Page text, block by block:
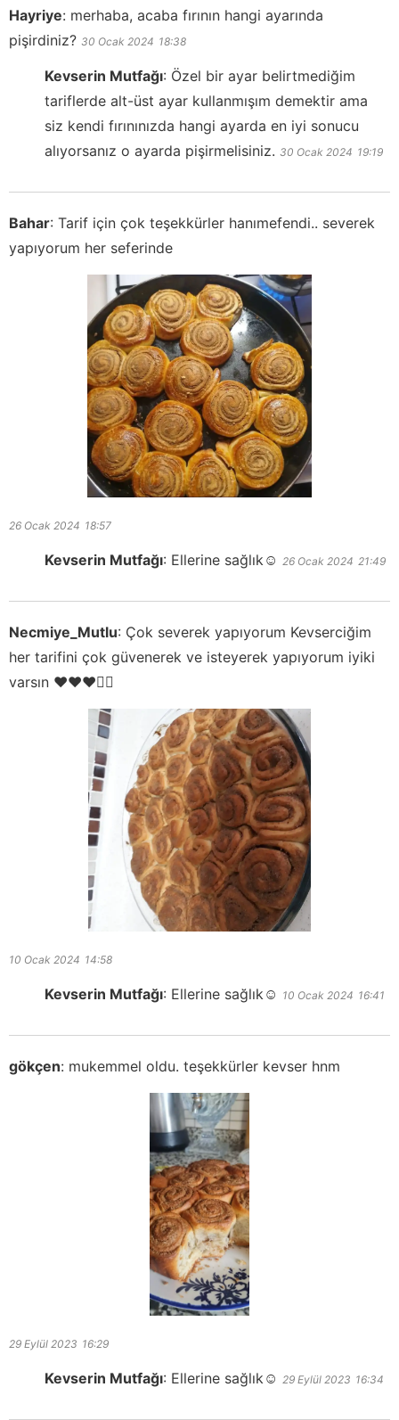
Hayriye: merhaba, acaba fırının hangi ayarında
pişirdiniz? 30 Ocak 2024 18:38
Kevserin Mutfağı: Özel bir ayar belirtmediğim
tariflerde alt-üst ayar kullanmışım demektir ama
siz kendi fırınınızda hangi ayarda en iyi sonucu
alıyorsanız o ayarda pişirmelisiniz. 30 Ocak 2024 19:19
Bahar: Tarif için çok teşekkürler hanımefendi.. severek
yapıyorum her seferinde
26 Ocak 2024 18:57
Kevserin Mutfağı: Ellerine sağlık☺️ 26 Ocak 2024 21:49
Necmiye_Mutlu: Çok severek yapıyorum Kevserciğim
her tarifini çok güvenerek ve isteyerek yapıyorum iyiki
varsın ❤❤❤🙋‍♀️
10 Ocak 2024 14:58
Kevserin Mutfağı: Ellerine sağlık☺️ 10 Ocak 2024 16:41
gökçen: mukemmel oldu. teşekkürler kevser hnm
29 Eylül 2023 16:29
Kevserin Mutfağı: Ellerine sağlık☺️ 29 Eylül 2023 16:34